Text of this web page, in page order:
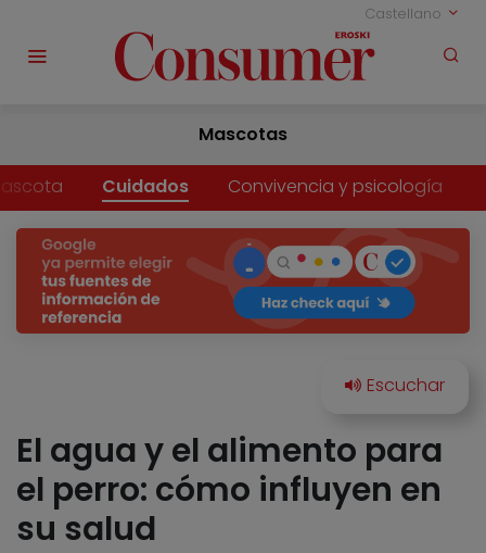
Castellano
Mascotas
Cuidados Convivencia y psicología
El agua y el alimento para
el perro: cómo influyen en
su salud